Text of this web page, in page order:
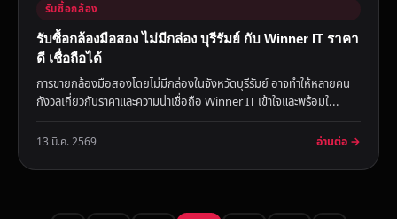
รับซื้อกล้อง
รับซื้อกล้องมือสอง ไม่มีกล่อง บุรีรัมย์ กับ Winner IT ราคา
ดี เชื่อถือได้
การขายกล้องมือสองโดยไม่มีกล่องในจังหวัดบุรีรัมย์ อาจทำให้หลายคน
กังวลเกี่ยวกับราคาและความน่าเชื่อถือ Winner IT เข้าใจและพร้อมใ...
13 มี.ค. 2569 อ่านต่อ →